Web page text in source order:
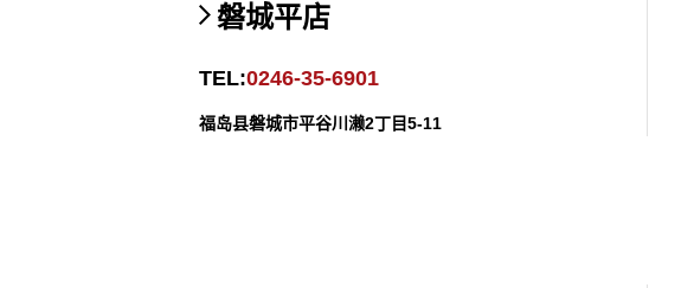
磐城平店
TEL:0246-35-6901
福岛县磐城市平谷川濑2丁目5-11